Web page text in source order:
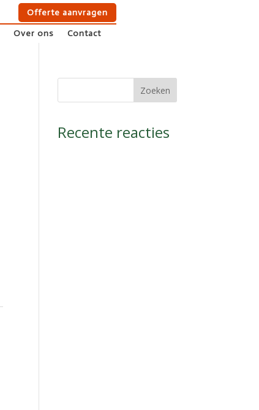
Offerte aanvragen
Over ons Contact
Offerte aanvragen
Over ons Contact
Recente reacties